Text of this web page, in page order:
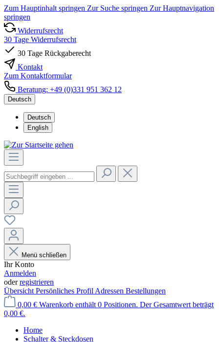
Zum Hauptinhalt springen Zur Suche springen Zur Hauptnavigation
springen
Widerrufsrecht
30 Tage Widerrufsrecht
30 Tage Rückgaberecht
Kontakt
Zum Kontaktformular
Beratung: +49 (0)331 951 362 12
Deutsch
Deutsch
English
Menü schließen
Ihr Konto
Anmelden
oderregistrieren
Übersicht Persönliches Profil Adressen Bestellungen
0,00 € Warenkorb enthält 0 Positionen. Der Gesamtwert beträgt
0,00 €.
Home
Schalter & Steckdosen